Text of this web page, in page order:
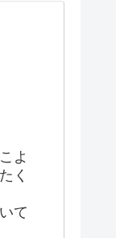
よ
く
て